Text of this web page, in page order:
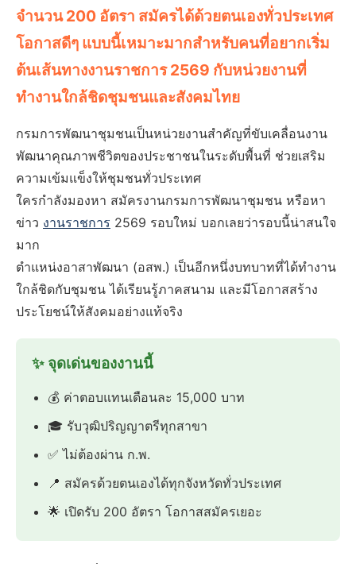
จำนวน 200 อัตรา สมัครได้ด้วยตนเองทั่วประเทศ
โอกาสดีๆ แบบนี้เหมาะมากสำหรับคนที่อยากเริ่ม
ต้นเส้นทางงานราชการ 2569 กับหน่วยงานที่
ทำงานใกล้ชิดชุมชนและสังคมไทย
กรมการพัฒนาชุมชนเป็นหน่วยงานสำคัญที่ขับเคลื่อนงาน
พัฒนาคุณภาพชีวิตของประชาชนในระดับพื้นที่ ช่วยเสริม
ความเข้มแข็งให้ชุมชนทั่วประเทศ
ใครกำลังมองหา สมัครงานกรมการพัฒนาชุมชน หรือหา
ข่าว งานราชการ 2569 รอบใหม่ บอกเลยว่ารอบนี้น่าสนใจ
มาก
ตำแหน่งอาสาพัฒนา (อสพ.) เป็นอีกหนึ่งบทบาทที่ได้ทำงาน
ใกล้ชิดกับชุมชน ได้เรียนรู้ภาคสนาม และมีโอกาสสร้าง
ประโยชน์ให้สังคมอย่างแท้จริง
✨ จุดเด่นของงานนี้
💰 ค่าตอบแทนเดือนละ 15,000 บาท
🎓 รับวุฒิปริญญาตรีทุกสาขา
✅ ไม่ต้องผ่าน ก.พ.
📍 สมัครด้วยตนเองได้ทุกจังหวัดทั่วประเทศ
🌟 เปิดรับ 200 อัตรา โอกาสสมัครเยอะ